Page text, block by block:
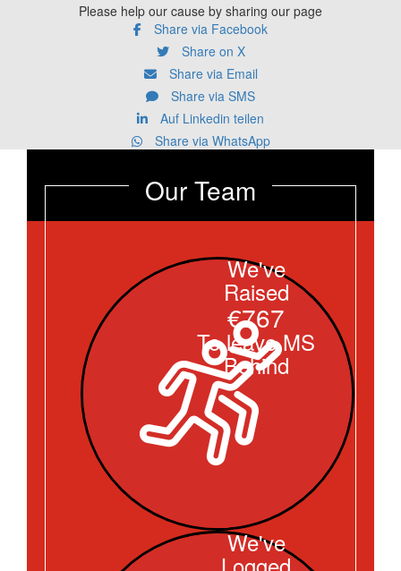
Please help our cause by sharing our page
Share via Facebook
Share on X
Share via Email
Share via SMS
Auf Linkedin teilen
Share via WhatsApp
Our Team
We've
Raised
€767
To leave MS
Behind
We've
Logged